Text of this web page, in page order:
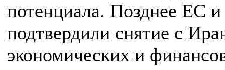
потенциала. Позднее ЕС
подтвердили снятие с
экономических и